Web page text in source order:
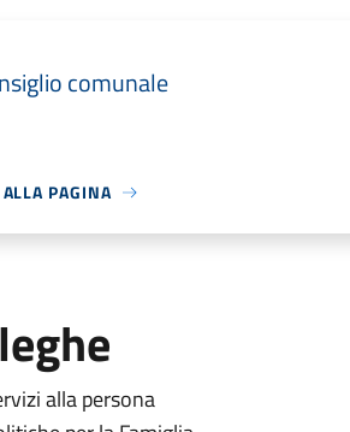
comunale
PAGINA
alla persona